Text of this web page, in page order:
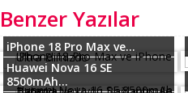
Benzer Yazılar
iPhone 18 Pro Max ve...
Huawei Nova 16 SE
8500mAh...